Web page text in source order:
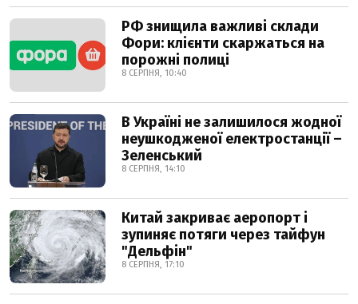
РФ знищила важливі склади
Фори: клієнти скаржаться на
порожні полиці
8 СЕРПНЯ, 10:40
В Україні не залишилося жодної
неушкодженої електростанції –
Зеленський
8 СЕРПНЯ, 14:10
Китай закриває аеропорт і
зупиняє потяги через тайфун
"Дельфін"
8 СЕРПНЯ, 17:10